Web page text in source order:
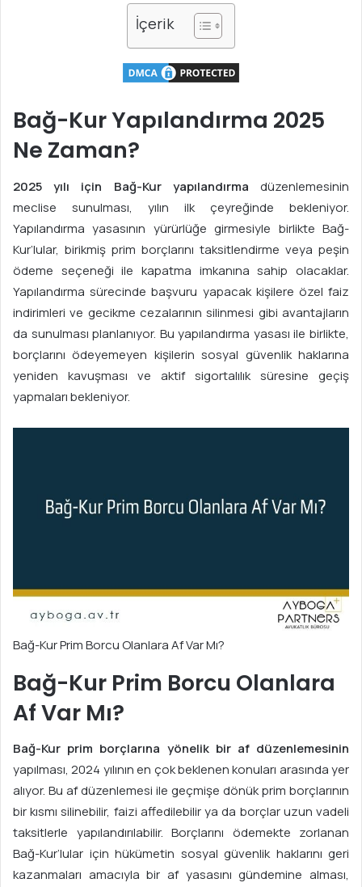
İçerik
Bağ-Kur Yapılandırma 2025
Ne Zaman?
2025 yılı için Bağ-Kur yapılandırma düzenlemesinin
meclise sunulması, yılın ilk çeyreğinde bekleniyor.
Yapılandırma yasasının yürürlüğe girmesiyle birlikte Bağ-
Kur’lular, birikmiş prim borçlarını taksitlendirme veya peşin
ödeme seçeneği ile kapatma imkanına sahip olacaklar.
Yapılandırma sürecinde başvuru yapacak kişilere özel faiz
indirimleri ve gecikme cezalarının silinmesi gibi avantajların
da sunulması planlanıyor. Bu yapılandırma yasası ile birlikte,
borçlarını ödeyemeyen kişilerin sosyal güvenlik haklarına
yeniden kavuşması ve aktif sigortalılık süresine geçiş
yapmaları bekleniyor.
Bağ-Kur Prim Borcu Olanlara Af Var Mı?
Bağ-Kur Prim Borcu Olanlara
Af Var Mı?
Bağ-Kur prim borçlarına yönelik bir af düzenlemesinin
yapılması, 2024 yılının en çok beklenen konuları arasında yer
alıyor. Bu af düzenlemesi ile geçmişe dönük prim borçlarının
bir kısmı silinebilir, faizi affedilebilir ya da borçlar uzun vadeli
taksitlerle yapılandırılabilir. Borçlarını ödemekte zorlanan
Bağ-Kur’lular için hükümetin sosyal güvenlik haklarını geri
kazanmaları amacıyla bir af yasasını gündemine alması,